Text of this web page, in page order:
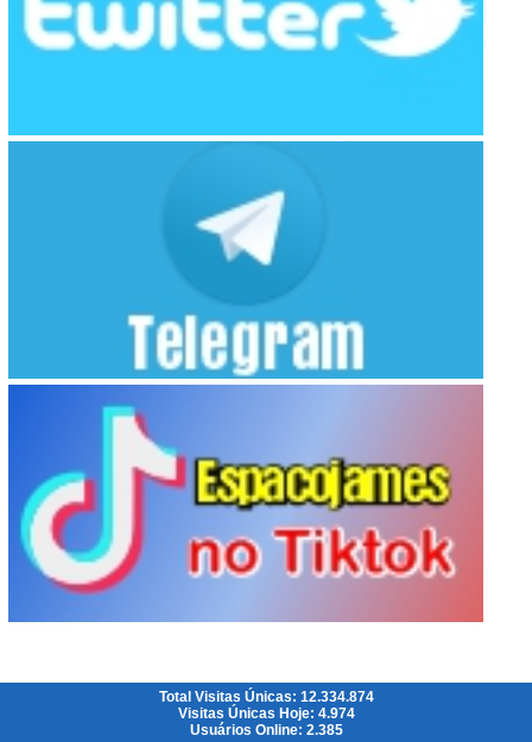
Total Visitas Únicas: 12.334.874
Visitas Únicas Hoje: 4.974
Usuários Online: 2.385